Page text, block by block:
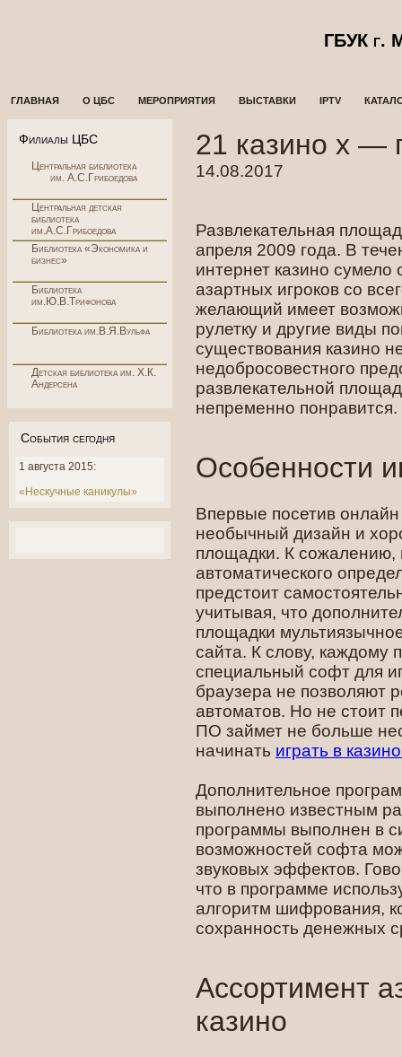
ГБУК г.
ГЛАВНАЯ О ЦБС МЕРОПРИЯТИЯ ВЫСТАВКИ IPTV
Филиалы ЦБС
Центральная библиотека
им. А.С.Грибоедова
Центральная детская
библиотека
им.А.С.Грибоедова
Библиотека «Экономика и
бизнес»
Библиотека
им.Ю.В.Трифонова
Библиотека им.В.Я.Вульфа
Детская библиотека им. Х.К.
Андерсена
События сегодня
1 августа 2015:
«Нескучные каникулы»
21 казино х —
14.08.2017
Развлекательная
апреля 2009 года. В
интернет казино
азартных игроков со
желающий имеет
рулетку и другие виды
существования казино
недобросовестного
развлекательной
непременно понравится.
Особенности
Впервые посетив онлайн
необычный дизайн и
площадки. К сожалению,
автоматического
предстоит
учитывая, что
площадки
сайта. К слову, каждому
специальный софт для
браузера не позволяют
автоматов. Но не стоит
ПО займет не больше
начинать играть в
Дополнительное
выполнено известным
программы выполнен в
возможностей софта
звуковых эффектов.
что в программе
алгоритм шифрования,
сохранность денежных
Ассортимент
казино